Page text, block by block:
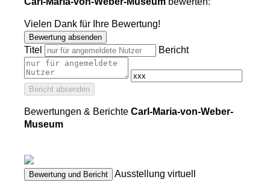
Vielen Dank für Ihre Bewertung!
Bewertung absenden
Titel Bericht
Bericht absenden
Bewertungen & Berichte Carl-Maria-von-Weber-
Museum
Bewertung und Bericht Ausstellung virtuell